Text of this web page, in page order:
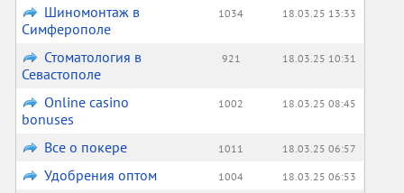
Шиномонтаж в
Симферополе
1034 18.03.25 13:33
Стоматология в
Севастополе
921 18.03.25 10:31
Online casino
bonuses
1002 18.03.25 08:45
Все о покере 1011 18.03.25 06:57
Удобрения оптом 1004 18.03.25 06:53